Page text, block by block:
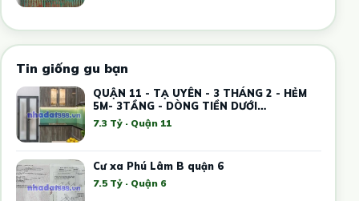
Tin giống gu bạn
QUẬN 11 - TẠ UYÊN - 3 THÁNG 2 - HẺM
5M- 3TẦNG - DÒNG TIỀN DƯỚI
20TR/THÁNG -
7.3 Tỷ · Quận 11
Cư xa Phú Lâm B quận 6
7.5 Tỷ · Quận 6